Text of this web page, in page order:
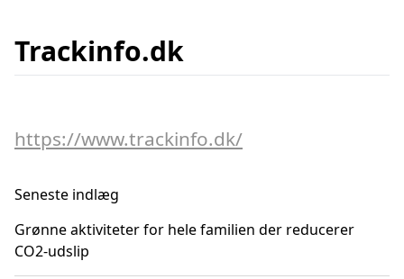
Trackinfo.dk
https://www.trackinfo.dk/
Seneste indlæg
Grønne aktiviteter for hele familien der reducerer
CO2-udslip